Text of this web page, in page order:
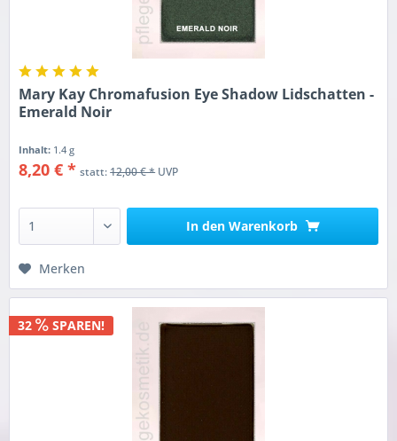
Mary Kay Chromafusion Eye Shadow Lidschatten -
Emerald Noir
Inhalt: 1.4 g
8,20 € * statt:12,00 € *UVP
In den Warenkorb
Merken
32 SPAREN!